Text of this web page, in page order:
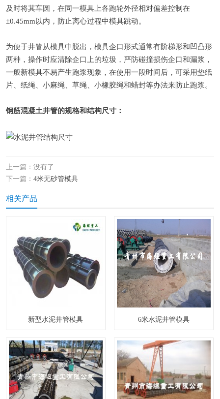
及时将其车圆，在同一模具上各跑轮外径相对偏差控制在
±0.45mm以内，防止离心过程中模具跳动。
为便于井管从模具中脱出，模具企口形式通常有阶梯形和凹凸形
两种，操作时应清除企口上的垃圾，严防碰撞损伤企口和漏浆，
一般新模具不易产生跑浆现象，在使用一段时间后，可采用垫纸
片、纸绳、小麻绳、草绳、小橡胶绳和蜡封等办法来防止跑浆。
钢筋混凝土井管的规格和结构尺寸：
上一篇：没有了
下一篇： 4米无砂管模具
相关产品
新型水泥井管模具 6米水泥井管模具